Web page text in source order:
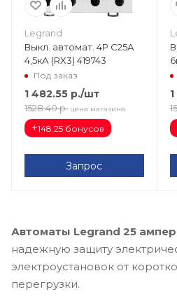
Legrand
Выкл. автомат. 4Р С25А
4,5кА (RX3) 419743
Под заказ
1 482.55 р./шт
1528.40 р. цена магазина
+148.25 бонусов
Запрос
Автоматы Legrand 25 ампер
надежную защиту
электроустановок от
перегрузки.